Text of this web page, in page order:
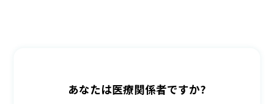
あなたは医療関係者ですか?